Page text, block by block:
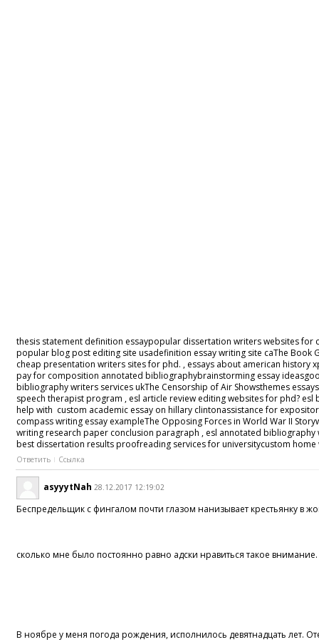
thesis statement definition essaypopular dissertation writers websites
popular blog post editing site usadefinition essay writing site caThe
cheap presentation writers sites for phd. , essays about american history
pay for composition annotated bibliographybrainstorming essay
bibliography writers services ukThe Censorship of Air Showsthemes
speech therapist program , esl article review editing websites for phd?
help with custom academic essay on hillary clintonassistance for
compass writing essay exampleThe Opposing Forces in World War II
writing research paper conclusion paragraph , esl annotated
best dissertation results proofreading services for universitycustom
Ответить Ссылка
asyyytNah 28.12.2017 12:19:02
Беспредельщик с фингалом почти глазом нанизывает крестьянку в
сколько мне было постоянно равно адски нравиться такое
В ноябре у меня погода рождения, исполнилось девятнадцать лет.